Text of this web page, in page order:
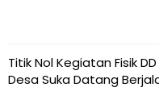
Titik Nol Kegiatan Fisik
Desa Suka Datang